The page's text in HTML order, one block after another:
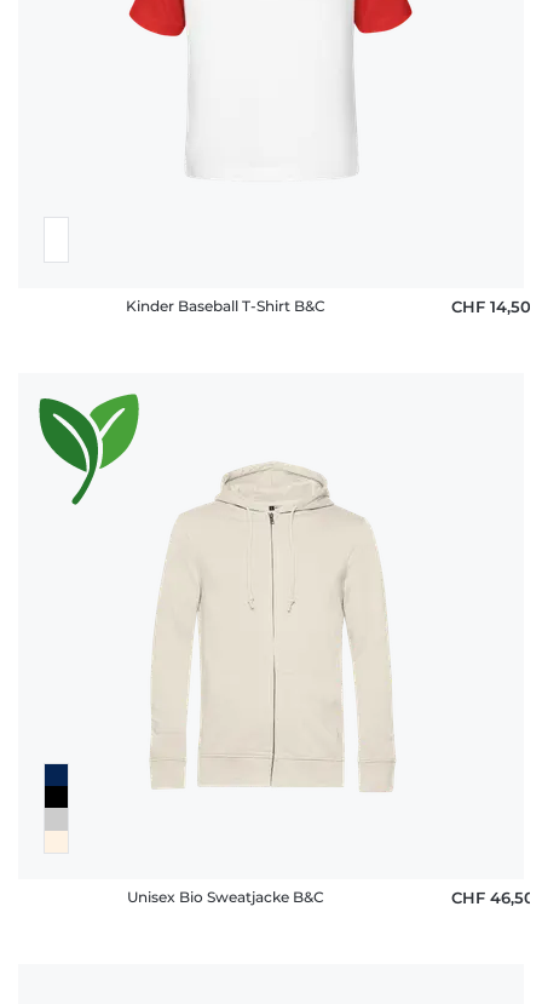
Kinder Baseball T-Shirt B&C CHF 14,50
Unisex Bio Sweatjacke B&C CHF 46,50